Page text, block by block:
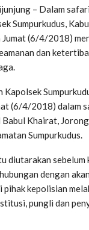
– Dalam
Sumpurkudus,
(6/4/2018)
dan
Kapolsek
(6/4/2018) dalam
Khairat,
Sumpurkudus.
diutarakan sebelum
dengan
pihak kepolisian
pungli dan